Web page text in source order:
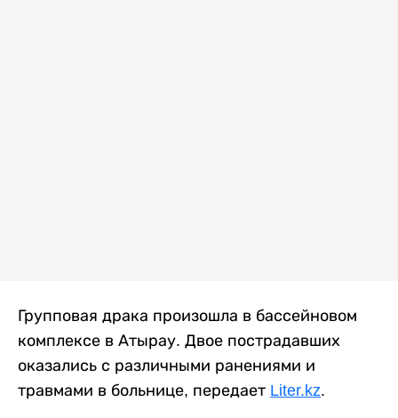
Групповая драка произошла в бассейновом
комплексе в Атырау. Двое пострадавших
оказались с различными ранениями и
травмами в больнице, передает Liter.kz.